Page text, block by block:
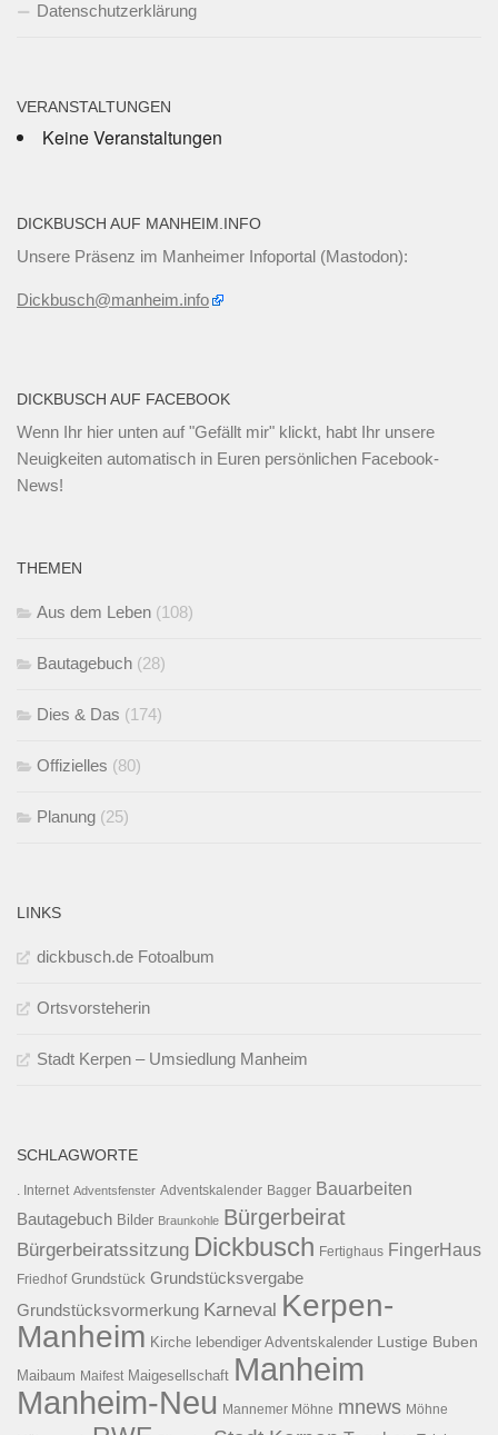
Datenschutzerklärung
VERANSTALTUNGEN
Keine Veranstaltungen
DICKBUSCH AUF MANHEIM.INFO
Unsere Präsenz im Manheimer Infoportal (Mastodon):
Dickbusch@manheim.info
DICKBUSCH AUF FACEBOOK
Wenn Ihr hier unten auf "Gefällt mir" klickt, habt Ihr unsere
Neuigkeiten automatisch in Euren persönlichen Facebook-
News!
THEMEN
Aus dem Leben (108)
Bautagebuch (28)
Dies & Das (174)
Offizielles (80)
Planung (25)
LINKS
dickbusch.de Fotoalbum
Ortsvorsteherin
Stadt Kerpen – Umsiedlung Manheim
SCHLAGWORTE
. Internet Adventsfenster Adventskalender Bagger Bauarbeiten
Bautagebuch Bilder Braunkohle Bürgerbeirat
Bürgerbeiratssitzung Dickbusch Fertighaus FingerHaus
Friedhof Grundstück Grundstücksvergabe
Grundstücksvormerkung Karneval Kerpen-
Manheim Kirche lebendiger Adventskalender Lustige Buben
Maibaum Maifest Maigesellschaft Manheim
Manheim-Neu Mannemer Möhne mnews Möhne